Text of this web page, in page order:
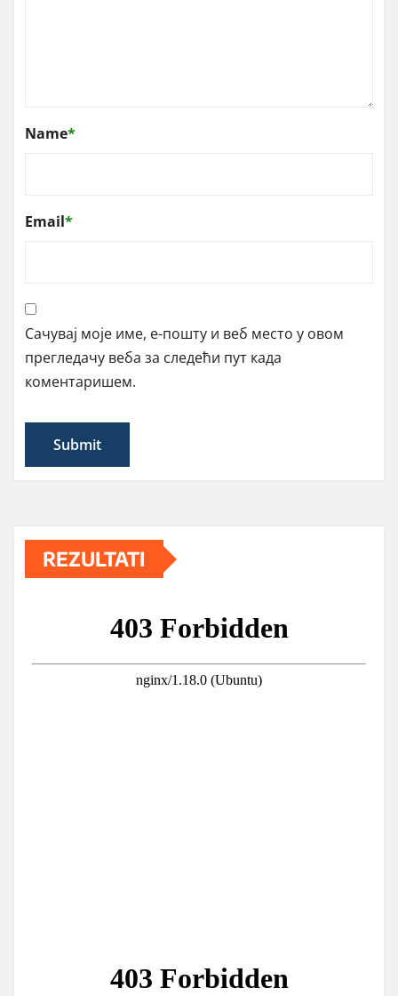
Name*
Email*
Сачувај моје име, е-пошту и веб место у овом
прегледачу веба за следећи пут када
коментаришем.
REZULTATI